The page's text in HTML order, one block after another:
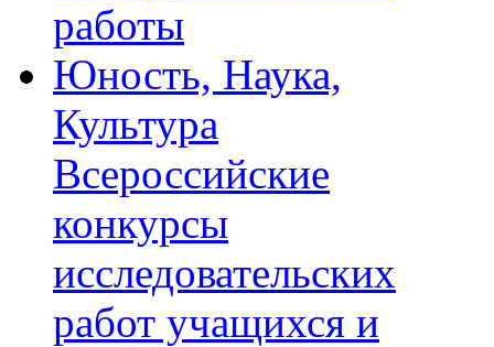
работы
Юность, Наука,
Культура
Всероссийские
конкурсы
исследовательских
работ учащихся и